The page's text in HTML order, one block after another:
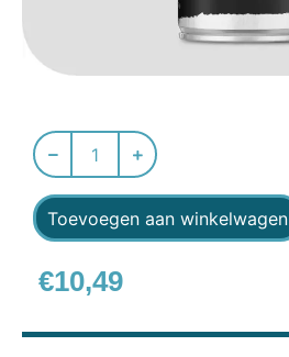
Toevoegen aan winkelwagen
€10,49